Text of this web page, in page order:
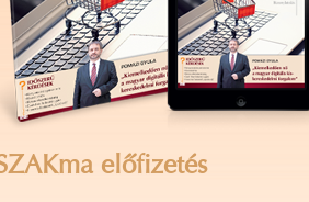
előfizetés